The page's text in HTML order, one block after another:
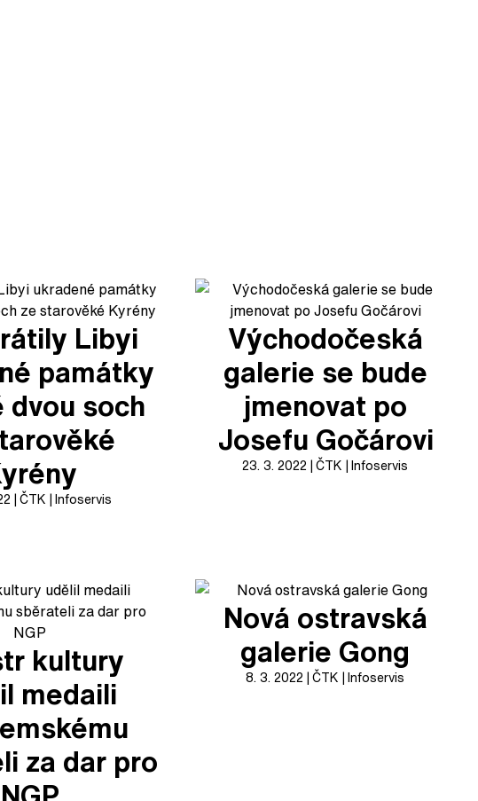
Libyi
památky
dvou soch
ČTK Infoservis
Východočeská
galerie se bude
jmenovat po
Josefu Gočárovi
23. 3. 2022 ČTK Infoservis
kultury
medaili
za dar pro
Nová ostravská
galerie Gong
8. 3. 2022 ČTK Infoservis